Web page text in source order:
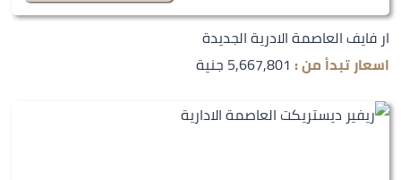
ار فايف العاصمة الادرية الجديدة
اسعار تبدأ من : 5,667,801 جنية